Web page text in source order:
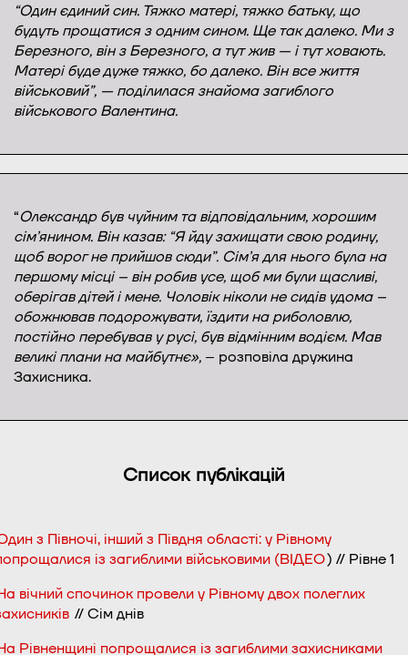
“Один єдиний син. Тяжко матері, тяжко батьку, що
будуть прощатися з одним сином. Ще так далеко. Ми з
Березного, він з Березного, а тут жив — і тут ховають.
Матері буде дуже тяжко, бо далеко. Він все життя
військовий”, — поділилася знайома загиблого
військового Валентина.
“Олександр був чуйним та відповідальним, хорошим
сім’янином. Він казав: “Я йду захищати свою родину,
щоб ворог не прийшов сюди”. Сім’я для нього була на
першому місці – він робив усе, щоб ми були щасливі,
оберігав дітей і мене. Чоловік ніколи не сидів удома –
обожнював подорожувати, їздити на риболовлю,
постійно перебував у русі, був відмінним водієм. Мав
великі плани на майбутнє», – розповіла дружина
Захисника.
Список публікацій
з Півночі, інший з Півдня області: у Рівному
із загиблими військовими (ВІДЕО) // Рівне 1
вічний спочинок провели у Рівному двох полеглих
// Сім днів
Рівненщині попрощалися із загиблими захисниками